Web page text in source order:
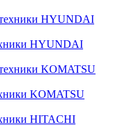
HYUNDAI
KOMATSU
HITACHI